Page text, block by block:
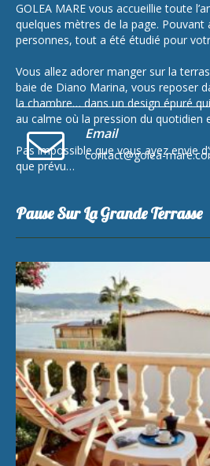
Email
contact@golea-
GOLEA MARE vous accueillie toute
quelques mètres de la page. Pouvant
personnes, tout a été étudié pour
Vous allez adorer manger sur la
baie de Diano Marina, vous reposer
la chambre… dans un design épuré
au calme où la pression du quotidien
Pas impossible que vous ayez envie
que prévu…
Pause Sur La Grande Terrasse